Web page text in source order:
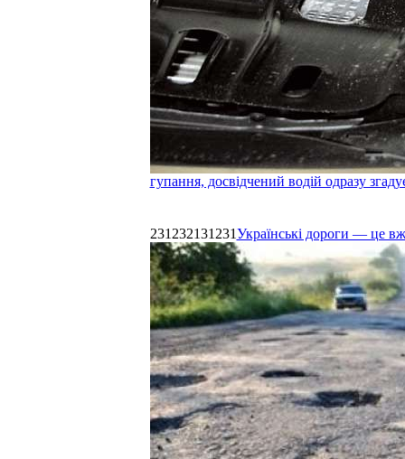
гупання, досвідчений водій одразу
231232131231Українські дороги — це